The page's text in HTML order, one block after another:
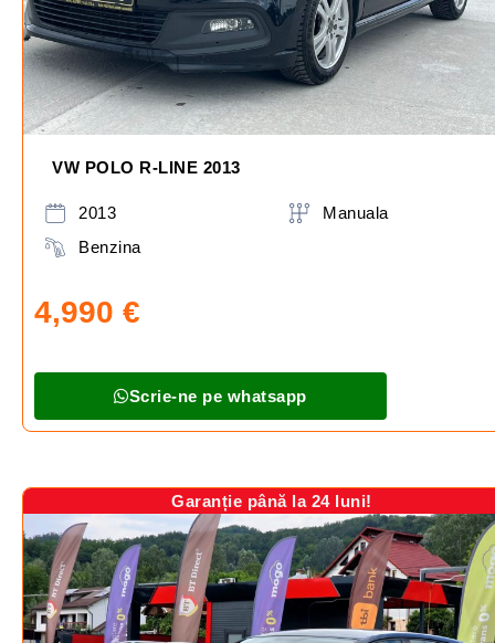
VW POLO R-LINE 2013
2013
Benzina
Manuala
4,990 €
Scrie-ne pe whatsapp
Garanție până la 24 luni!